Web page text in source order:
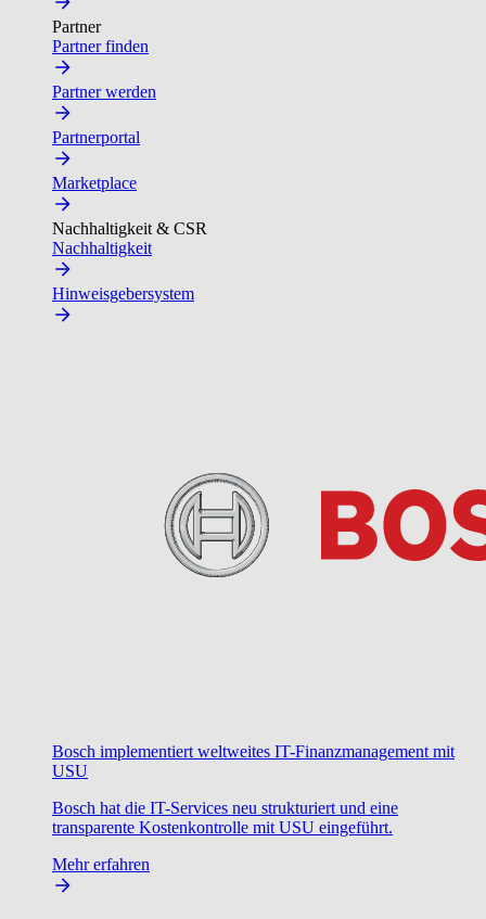
Partner
Partner finden
Partner werden
Partnerportal
Marketplace
Nachhaltigkeit & CSR
Nachhaltigkeit
Hinweisgebersystem
Bosch implementiert weltweites IT-Finanzmanagement mit
USU
Bosch hat die IT-Services neu strukturiert und eine
transparente Kostenkontrolle mit USU eingeführt.
Mehr erfahren